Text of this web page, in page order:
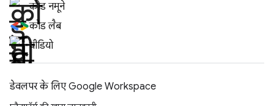
कोड नमूने
कोड लैब
वीडियो
डेवलपर के लिए Google Workspace